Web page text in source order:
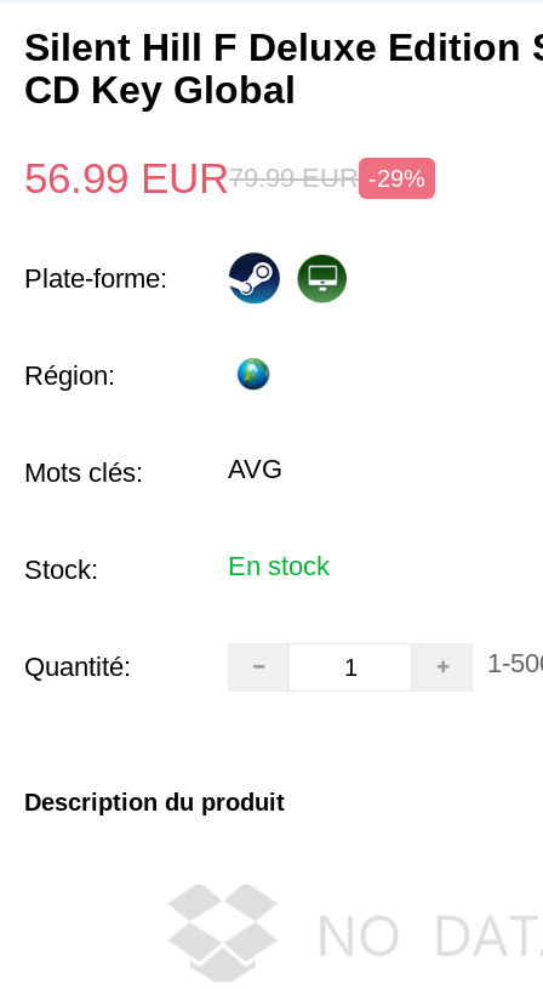
Silent Hill F Deluxe Edition
CD Key Global
56.99 EUR79.99 EUR -29%
Plate-forme:
Région:
Mots clés: AVG
Stock: En stock
Quantité: 1-
Description du produit